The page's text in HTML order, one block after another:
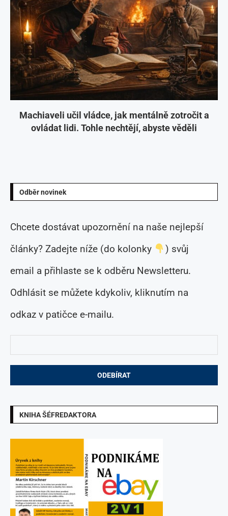
Machiaveli učil vládce, jak mentálně zotročit a
ovládat lidi. Tohle nechtějí, abyste věděli
Odběr novinek
Chcete dostávat upozornění na naše nejlepší
články? Zadejte níže (do kolonky
) svůj
email a přihlaste se k odběru Newsletteru.
Odhlásit se můžete kdykoliv, kliknutím na
odkaz v patičce e-mailu.
KNIHA ŠÉFREDAKTORA